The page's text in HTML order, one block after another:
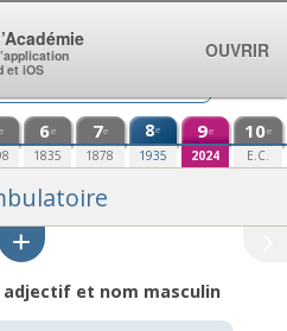
e 6e
1835
7e
1878
8e
1935
9e
2024
10e
E.C.
adjectif et nom masculin
et iOS
OUVRIR